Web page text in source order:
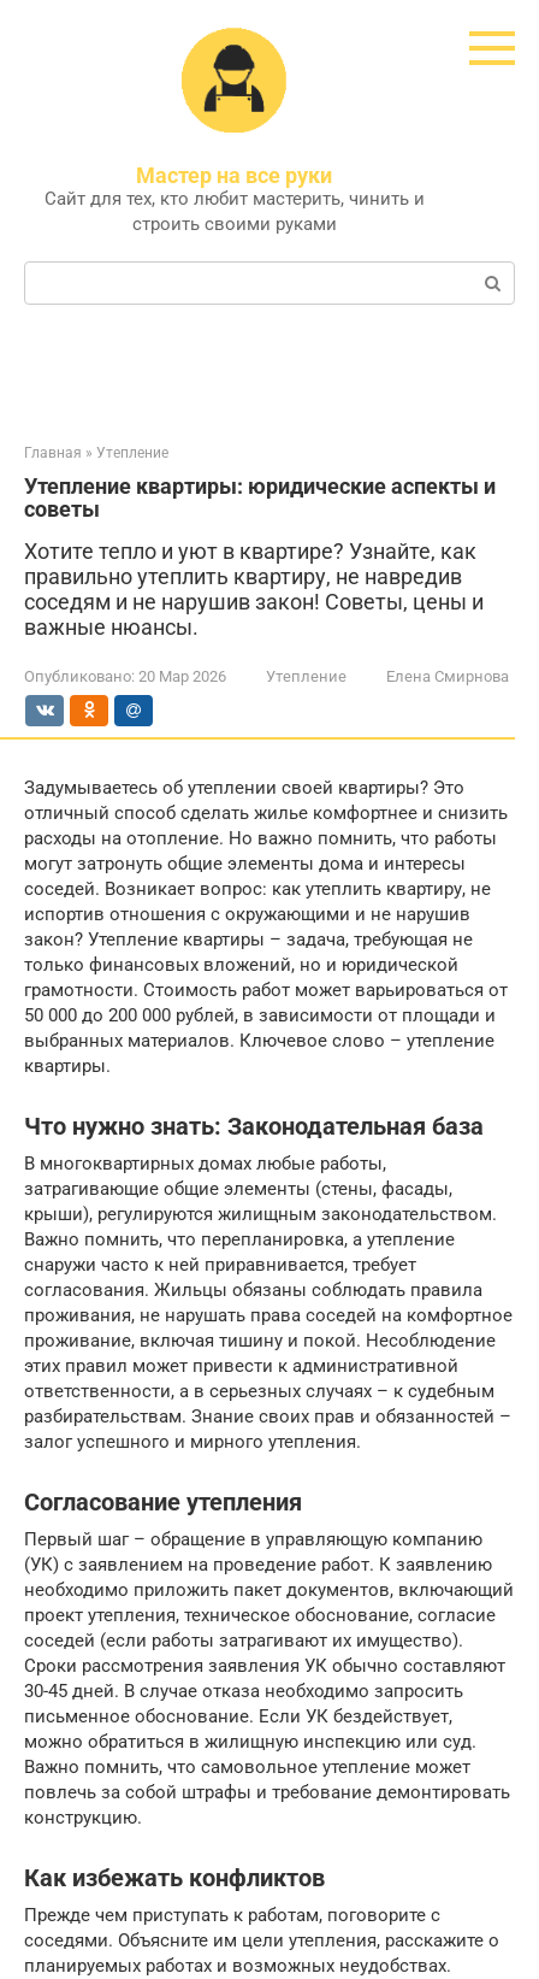
Мастер на все руки
Сайт для тех, кто любит мастерить, чинить и
строить своими руками
Поиск:
Главная » Утепление
Утепление квартиры: юридические аспекты и
советы
Хотите тепло и уют в квартире? Узнайте, как
правильно утеплить квартиру, не навредив
соседям и не нарушив закон! Советы, цены и
важные нюансы.
Опубликовано: 20 Мар 2026 Утепление Елена Смирнова
Задумываетесь об утеплении своей квартиры? Это
отличный способ сделать жилье комфортнее и снизить
расходы на отопление. Но важно помнить, что работы
могут затронуть общие элементы дома и интересы
соседей. Возникает вопрос: как утеплить квартиру, не
испортив отношения с окружающими и не нарушив
закон? Утепление квартиры – задача, требующая не
только финансовых вложений, но и юридической
грамотности. Стоимость работ может варьироваться от
50 000 до 200 000 рублей, в зависимости от площади и
выбранных материалов. Ключевое слово – утепление
квартиры.
Что нужно знать: Законодательная база
В многоквартирных домах любые работы,
затрагивающие общие элементы (стены, фасады,
крыши), регулируются жилищным законодательством.
Важно помнить, что перепланировка, а утепление
снаружи часто к ней приравнивается, требует
согласования. Жильцы обязаны соблюдать правила
проживания, не нарушать права соседей на комфортное
проживание, включая тишину и покой. Несоблюдение
этих правил может привести к административной
ответственности, а в серьезных случаях – к судебным
разбирательствам. Знание своих прав и обязанностей –
залог успешного и мирного утепления.
Согласование утепления
Первый шаг – обращение в управляющую компанию
(УК) с заявлением на проведение работ. К заявлению
необходимо приложить пакет документов, включающий
проект утепления, техническое обоснование, согласие
соседей (если работы затрагивают их имущество).
Сроки рассмотрения заявления УК обычно составляют
30-45 дней. В случае отказа необходимо запросить
письменное обоснование. Если УК бездействует,
можно обратиться в жилищную инспекцию или суд.
Важно помнить, что самовольное утепление может
повлечь за собой штрафы и требование демонтировать
конструкцию.
Как избежать конфликтов
Прежде чем приступать к работам, поговорите с
соседями. Объясните им цели утепления, расскажите о
планируемых работах и возможных неудобствах.